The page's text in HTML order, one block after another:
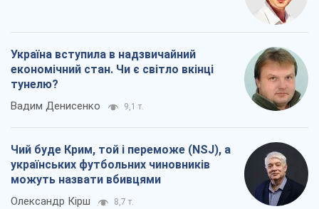
Україна вступила в надзвичайний
економічний стан. Чи є світло вкінці
тунелю?
Вадим Денисенко 9,1 т.
Чий буде Крим, той і переможе (NSJ), а
українських футбольних чиновників
можуть назвати вбивцями
Олександр Кірш 8,7 т.